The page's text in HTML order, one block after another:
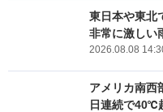
東日本や東
非常に激しい
2026.08.08
アメリカ南
日連続で40℃